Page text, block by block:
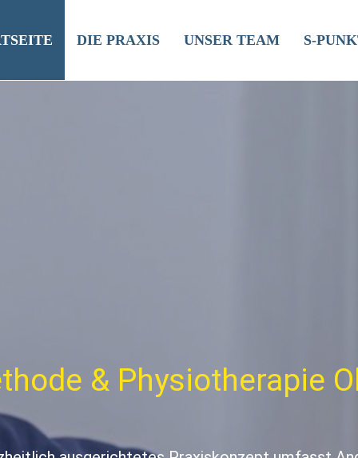
DIE PRAXIS UNSER TEAM S-
Hein